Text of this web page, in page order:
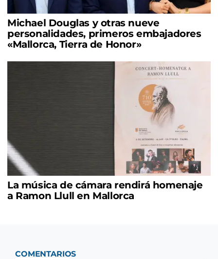
Michael Douglas y otras nueve
personalidades, primeros embajadores
«Mallorca, Tierra de Honor»
La música de cámara rendirá homenaje
a Ramon Llull en Mallorca
COMENTARIOS